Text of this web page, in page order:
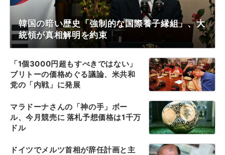
韓国の暗い歴史「強制的な国際養子縁組」、大
統領が真相解明を約束
「1個3000円超もすべきではない」
ブリトーの価格めぐる議論、米共和
党の「内戦」に発展
マラドーナさんの「神の手」ボー
ル、今月競売に 落札予想価格は1千万
ドル
ドイツでメルツ首相が辞任計画と主